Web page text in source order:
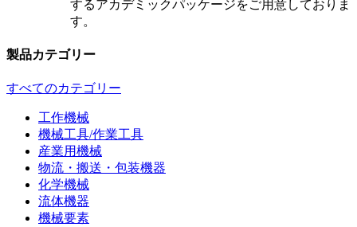
するアカデミックパッケージをご用意しておりま
す。
製品カテゴリー
すべてのカテゴリー
工作機械
機械工具/作業工具
産業用機械
物流・搬送・包装機器
化学機械
流体機器
機械要素